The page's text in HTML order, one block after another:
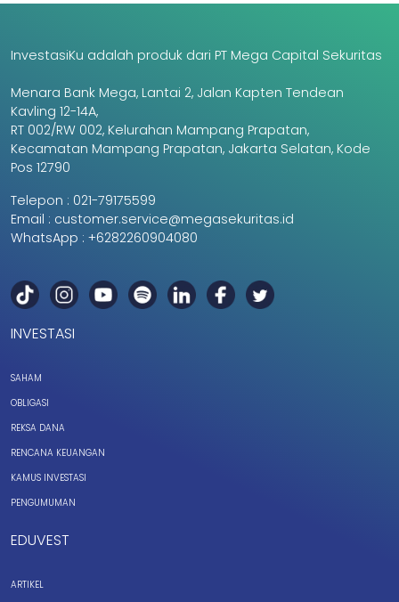
InvestasiKu adalah produk dari PT Mega Capital Sekuritas
Menara Bank Mega, Lantai 2, Jalan Kapten Tendean
Kavling 12-14A,
RT 002/RW 002, Kelurahan Mampang Prapatan,
Kecamatan Mampang Prapatan, Jakarta Selatan, Kode
Pos 12790
Telepon : 021-79175599
Email : customer.service@megasekuritas.id
WhatsApp : +6282260904080
INVESTASI
SAHAM
OBLIGASI
REKSA DANA
RENCANA KEUANGAN
KAMUS INVESTASI
PENGUMUMAN
EDUVEST
ARTIKEL